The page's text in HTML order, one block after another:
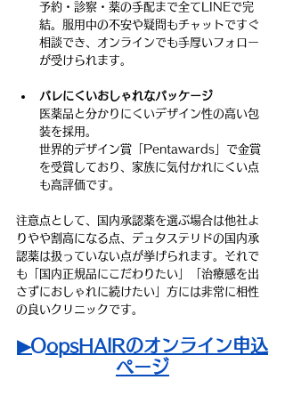
予約・診察・薬の手配まで全てLINEで完
結。服用中の不安や疑問もチャットですぐ
相談でき、オンラインでも手厚いフォロー
が受けられます。
バレにくいおしゃれなパッケージ
医薬品と分かりにくいデザイン性の高い包
装を採用。
世界的デザイン賞「Pentawards」で金賞
を受賞しており、家族に気付かれにくい点
も高評価です。
注意点として、国内承認薬を選ぶ場合は他社よ
りやや割高になる点、デュタステリドの国内承
認薬は扱っていない点が挙げられます。それで
も「国内正規品にこだわりたい」「治療感を出
さずにおしゃれに続けたい」方には非常に相性
の良いクリニックです。
▶OopsHAIRのオンライン申込
ページ